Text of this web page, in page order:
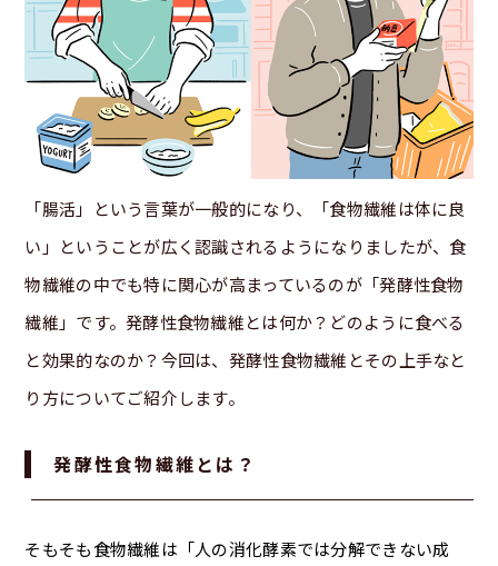
「腸活」という言葉が一般的になり、「食物繊維は体に良
い」ということが広く認識されるようになりましたが、食
物繊維の中でも特に関心が高まっているのが「発酵性食物
繊維」です。発酵性食物繊維とは何か？どのように食べる
と効果的なのか？今回は、発酵性食物繊維とその上手なと
り方についてご紹介します。
発酵性食物繊維とは？
そもそも食物繊維は「人の消化酵素では分解できない成